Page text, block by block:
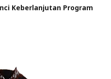
Keberlanjutan Program